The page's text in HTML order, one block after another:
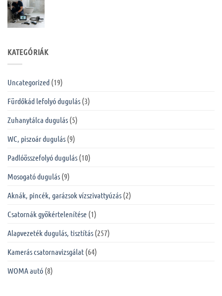
KATEGÓRIÁK
Uncategorized (19)
Fürdőkád lefolyó dugulás (3)
Zuhanytálca dugulás (5)
WC, piszoár dugulás (9)
Padlóösszefolyó dugulás (10)
Mosogató dugulás (9)
Aknák, pincék, garázsok vízszivattyúzás (2)
Csatornák gyökértelenítése (1)
Alapvezeték dugulás, tisztítás (257)
Kamerás csatornavizsgálat (64)
WOMA autó (8)